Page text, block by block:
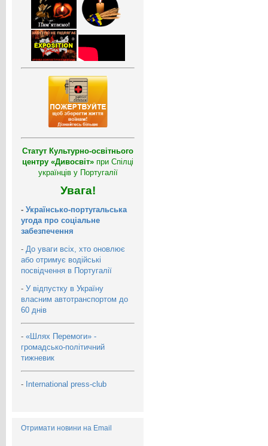
Статут Культурно-освітнього
центру «Дивосвіт» при Спілці
українців у Португалії
Увага!
- Українсько-португальська
угода про соціальне
забезпечення
- До уваги всіх, хто оновлює
або отримує водійські
посвідчення в Португалії
- У відпустку в Україну
власним автотранспортом до
60 днів
- «Шлях Перемоги» -
громадсько-політичний
тижневик
- International press-club
Отримати новини на Email